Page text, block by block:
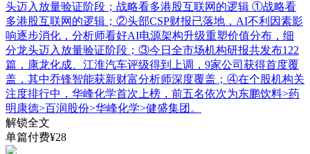
头迈入放量验证阶段；战略看多港股互联网的逻辑 ①战略看
多港股互联网的逻辑；②头部CSP财报已落地，AI不利因素影
响逐步消化，分析师看好AI电源架构升级重塑价值分布，细
分龙头迈入放量验证阶段；③今日全市场机构研报共发布122
篇，康龙化成、江淮汽车评级得到上调，9家公司获得首度覆
盖，其中乔锋智能获新财富分析师深度覆盖；④在个股机构关
注度排行中，华峰化学首次上榜，前五名依次为东鹏饮料>药
明康德>百润股份>华峰化学>健盛集团。
解锁全文
单篇付费¥28